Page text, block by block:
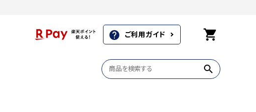
help ご利用ガイド shopping_cart
search